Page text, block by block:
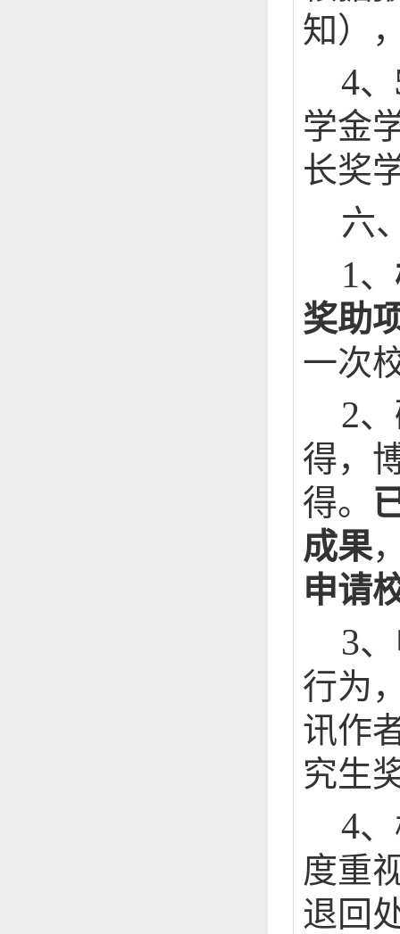
知）
4、
学金
长奖
六
1、
奖助
一次
2
得，
得。
成果
申请
3
行为
讯作
究生
4
度重
退回